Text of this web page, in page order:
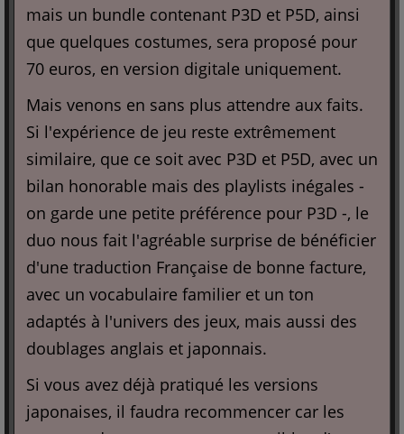
mais un bundle contenant P3D et P5D, ainsi
que quelques costumes, sera proposé pour
70 euros, en version digitale uniquement.
Mais venons en sans plus attendre aux faits.
Si l'expérience de jeu reste extrêmement
similaire, que ce soit avec P3D et P5D, avec un
bilan honorable mais des playlists inégales -
on garde une petite préférence pour P3D -, le
duo nous fait l'agréable surprise de bénéficier
d'une traduction Française de bonne facture,
avec un vocabulaire familier et un ton
adaptés à l'univers des jeux, mais aussi des
doublages anglais et japonnais.
Si vous avez déjà pratiqué les versions
japonaises, il faudra recommencer car les